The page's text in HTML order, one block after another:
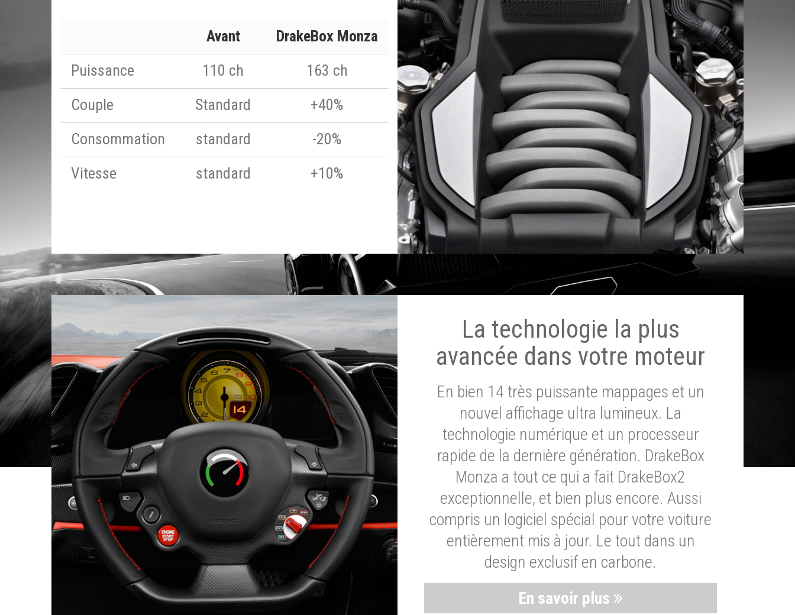
Avant
DrakeBox Monza
Puissance
110 ch
163 ch
Couple
Standard
+40%
Consommation
standard
-20%
Vitesse
standard +10%
La technologie la plus
avancée dans votre moteur
En bien 14 très puissante mappages et un
nouvel affichage ultra lumineux. La
technologie numérique et un processeur
rapide de la dernière génération. DrakeBox
Monza a tout ce qui a fait DrakeBox2
exceptionnelle, et bien plus encore. Aussi
compris un logiciel spécial pour votre voiture
entièrement mis à jour. Le tout dans un
design exclusif en carbone.
En savoir plus